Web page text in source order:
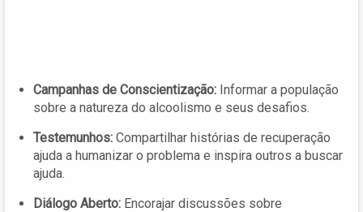
Campanhas de Conscientização: Informar a população
sobre a natureza do alcoolismo e seus desafios.
Testemunhos: Compartilhar histórias de recuperação
ajuda a humanizar o problema e inspira outros a buscar
ajuda.
Diálogo Aberto: Encorajar discussões sobre